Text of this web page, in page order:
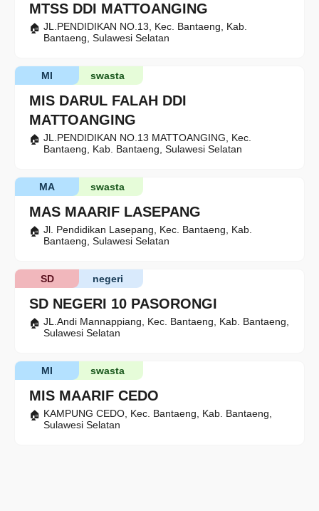
MTSS DDI MATTOANGING
JL.PENDIDIKAN NO.13, Kec. Bantaeng, Kab.
Bantaeng, Sulawesi Selatan
MIS DARUL FALAH DDI
MATTOANGING
swasta
MI
JL.PENDIDIKAN NO.13 MATTOANGING, Kec.
Bantaeng, Kab. Bantaeng, Sulawesi Selatan
MAS MAARIF LASEPANG
swasta
MA
Jl. Pendidikan Lasepang, Kec. Bantaeng, Kab.
Bantaeng, Sulawesi Selatan
SD NEGERI 10 PASORONGI
negeri
SD
JL.Andi Mannappiang, Kec. Bantaeng, Kab. Bantaeng,
Sulawesi Selatan
MIS MAARIF CEDO
swasta
MI
KAMPUNG CEDO, Kec. Bantaeng, Kab. Bantaeng,
Sulawesi Selatan